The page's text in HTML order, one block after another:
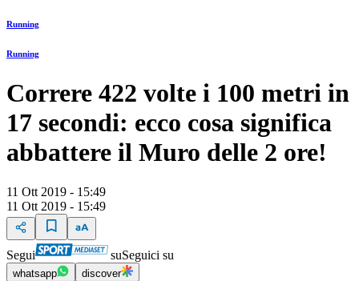
Running
Running
Correre 422 volte i 100 metri in
17 secondi: ecco cosa significa
abbattere il Muro delle 2 ore!
11 Ott 2019 - 15:49
11 Ott 2019 - 15:49
Segui suSeguici su
whatsapp discover